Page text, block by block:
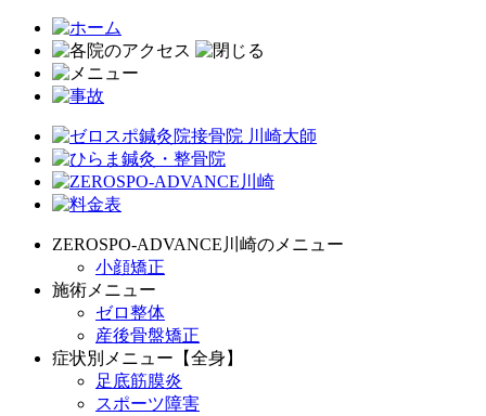
ZEROSPO-ADVANCE川崎のメニュー
小顔矯正
施術メニュー
ゼロ整体
産後骨盤矯正
症状別メニュー【全身】
足底筋膜炎
スポーツ障害